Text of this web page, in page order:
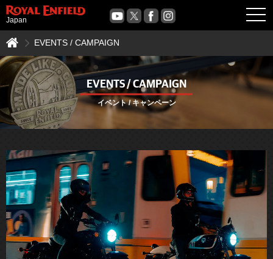
Japan
EVENTS / CAMPAIGN
EVENTS / CAMPAIGN
イベント / キャンペーン